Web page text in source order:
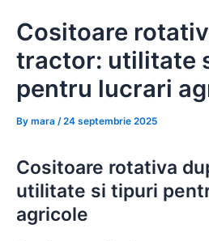
Cositoare
tractor: utilitate
pentru lucrari
By mara /24 septembrie 2025
Cositoare rotativa
utilitate si tipuri
agricole